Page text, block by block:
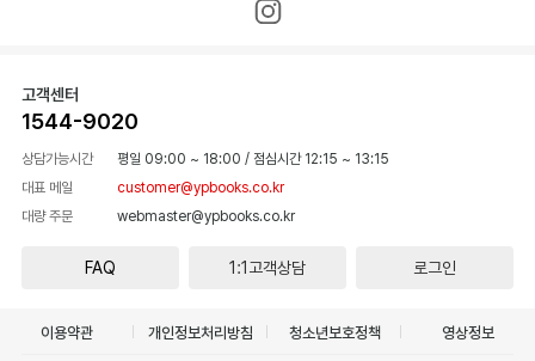
고객센터
1544-9020
상담가능시간 평일 09:00 ~ 18:00 / 점심시간 12:15 ~ 13:15
대표 메일
customer@ypbooks.co.kr
대량 주문
webmaster@ypbooks.co.kr
FAQ 1:1고객상담 로그인
이용약관 개인정보처리방침 청소년보호정책 영상정보